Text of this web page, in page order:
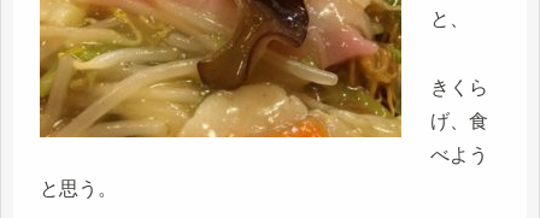
と、
きくら
げ、食
べよう
と思う。